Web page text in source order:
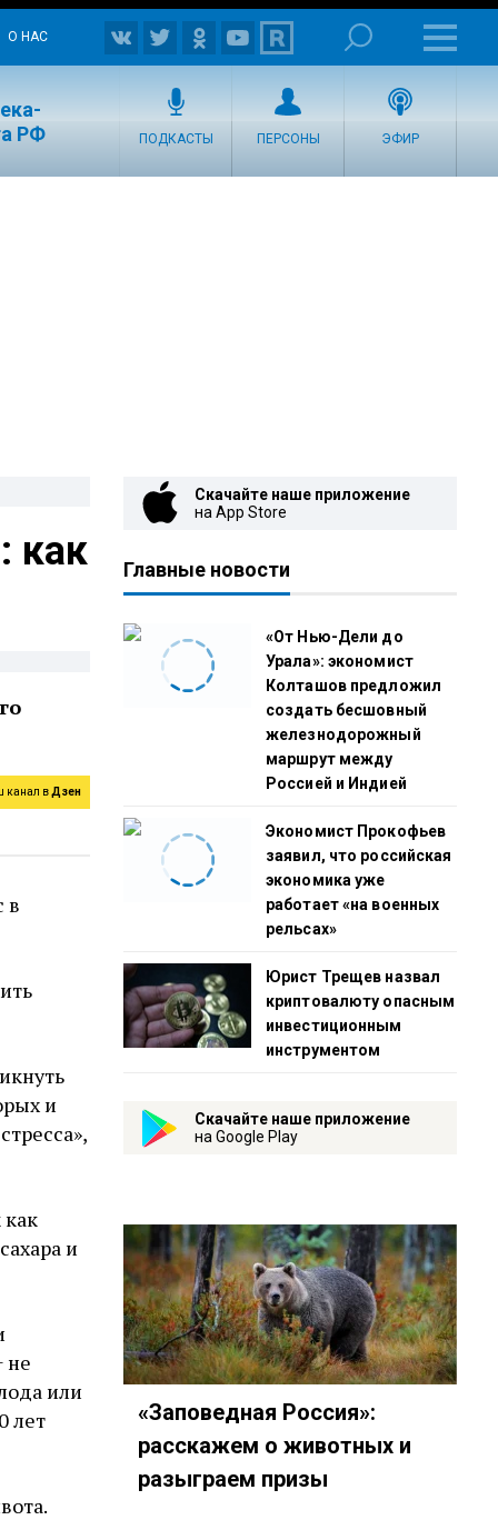
О НАС
РФ
ПОДКАСТЫ ПЕРСОНЫ ЭФИР
как
канал вДзен
в
и
и
не
или
лет
Скачайте наше приложение
на App Store
Главные новости
«От Нью-Дели до
Урала»: экономист
Колташов предложил
создать бесшовный
железнодорожный
маршрут между
Россией и Индией
Экономист Прокофьев
заявил, что российская
экономика уже
работает «на военных
рельсах»
Юрист Трещев назвал
криптовалюту опасным
инвестиционным
инструментом
Скачайте наше приложение
на Google Play
«Заповедная Россия»:
расскажем о животных и
разыграем призы